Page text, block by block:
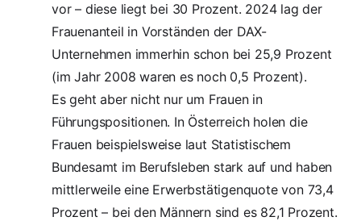
vor – diese liegt bei 30 Prozent. 2024 lag der
Frauenanteil in Vorständen der DAX-
Unternehmen immerhin schon bei 25,9 Prozent
(im Jahr 2008 waren es noch 0,5 Prozent).
Es geht aber nicht nur um Frauen in
Führungspositionen. In Österreich holen die
Frauen beispielsweise laut Statistischem
Bundesamt im Berufsleben stark auf und haben
mittlerweile eine Erwerbstätigenquote von 73,4
Prozent – bei den Männern sind es 82,1 Prozent.